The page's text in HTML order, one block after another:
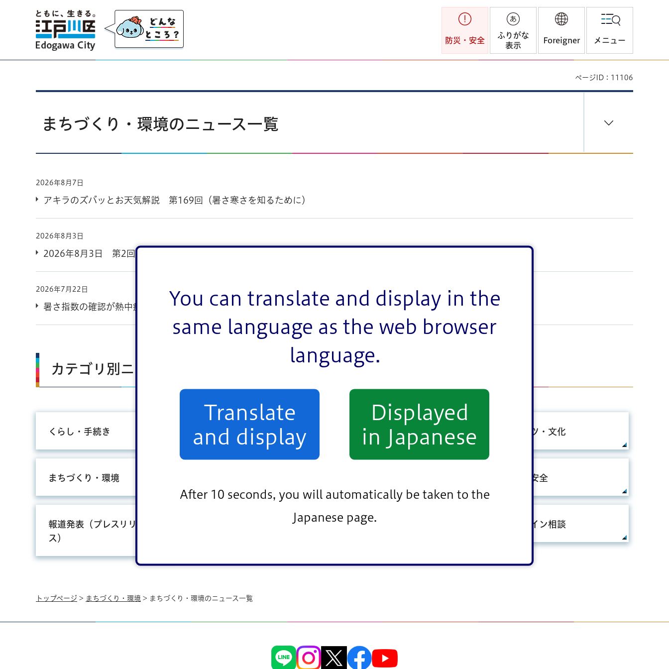
You can translate and display in the
same language as the web browser
language.
Translate
and display
Displayed
in Japanese
After 10 seconds, you will automatically be taken to the
Japanese page.
江戸川区
防災・安全
ふりがな
表示
Foreigner メニュー
ページID：11106
まちづくり・環境のニュース一覧
2026年8月7日
アキラのズバッとお天気解説 第169回（暑さ寒さを知るために）
2026年8月3日
2026年8月3日 第2回脱炭素で暮らしの豊かさ実践事業「つながるえどがわ未来会議」８月6日開催
2026年7月22日
暑さ指数の確認が熱中症予防の第一歩です
カテゴリ別ニュース一覧
くらし・手続き 子育て・教育 健康・医療・福祉 スポーツ・文化
まちづくり・環境 防災・安全
報道発表（プレスリリー
ス）
プロポーザル オンライン相談
トップページ > まちづくり・環境 > まちづくり・環境のニュース一覧